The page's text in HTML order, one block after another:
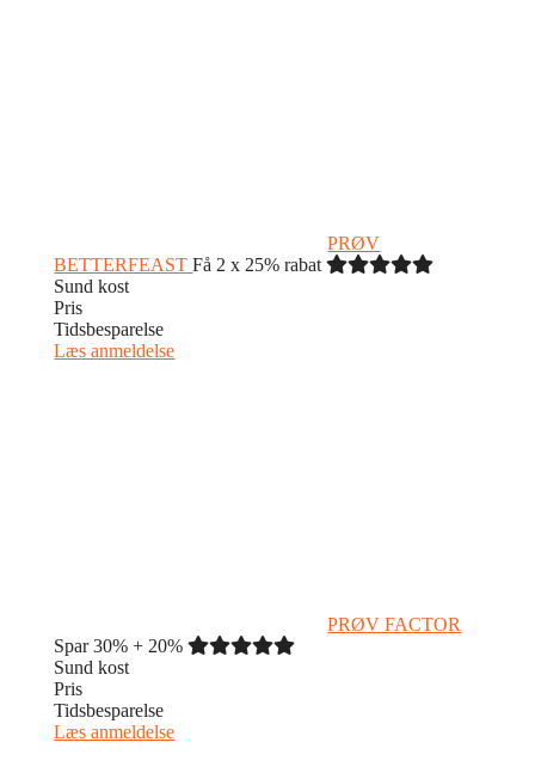
PRØV
BETTERFEASTFå 2 x 25% rabat
Sund kost
Pris
Tidsbesparelse
Læs anmeldelse
PRØV FACTOR
Spar 30% + 20%
Sund kost
Pris
Tidsbesparelse
Læs anmeldelse